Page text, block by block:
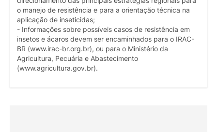
o manejo de resistência e para a orientação técnica na
aplicação de inseticidas;
- Informações sobre possíveis casos de resistência em
insetos e ácaros devem ser encaminhados para o IRAC-
BR (www.irac-br.org.br), ou para o Ministério da
Agricultura, Pecuária e Abastecimento
(www.agricultura.gov.br).